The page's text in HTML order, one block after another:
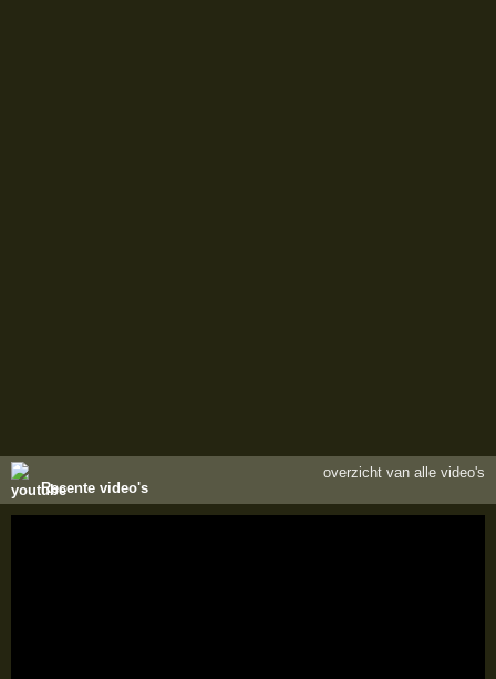
Recente video's
overzicht van alle video's